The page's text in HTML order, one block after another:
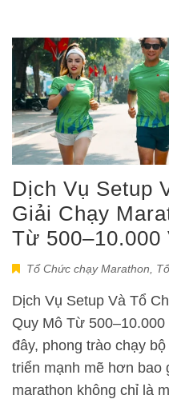
Dịch Vụ Setup
Giải Chạy
Từ 500–10.000
Tổ Chức chạy Marathon
Dịch Vụ Setup Và Tổ
Quy Mô Từ
đây, phong trào chạy
triển mạnh mẽ hơn bao
marathon không chỉ là